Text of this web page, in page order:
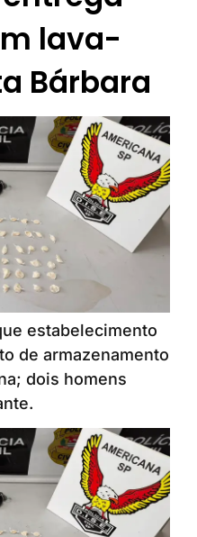
lava-
Bárbara
estabelecimento
de armazenamento
dois homens